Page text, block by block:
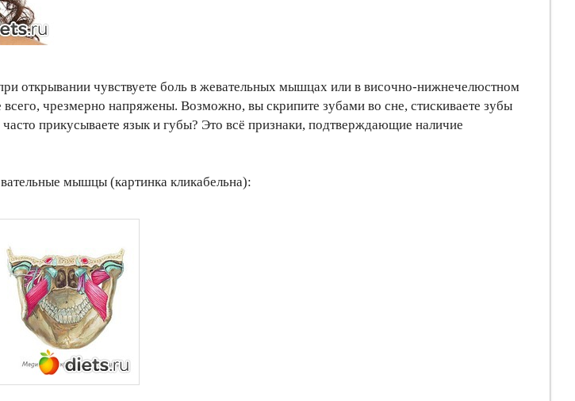
открывании чувствуете боль в жевательных мышцах или в височно-нижнечелюстном
чрезмерно напряжены. Возможно, вы скрипите зубами во сне, стискиваете зубы
прикусываете язык и губы? Это всё признаки, подтверждающие наличие
мышцы (картинка кликабельна):